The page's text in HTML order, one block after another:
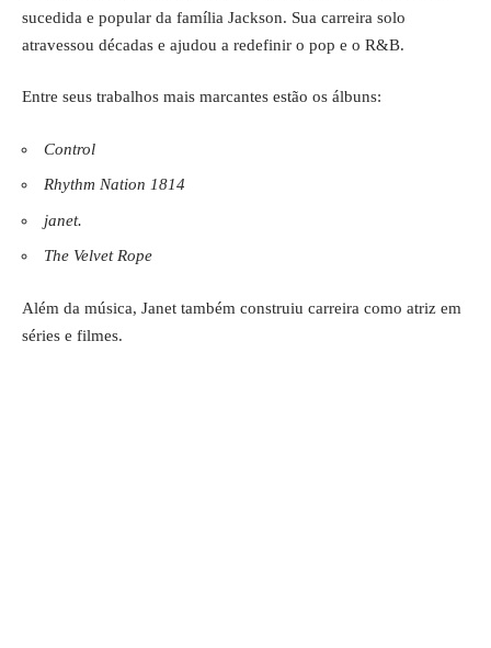
sucedida e popular da família Jackson. Sua carreira solo
atravessou décadas e ajudou a redefinir o pop e o R&B.
Entre seus trabalhos mais marcantes estão os álbuns:
Control
Rhythm Nation 1814
janet.
The Velvet Rope
Além da música, Janet também construiu carreira como atriz em
séries e filmes.